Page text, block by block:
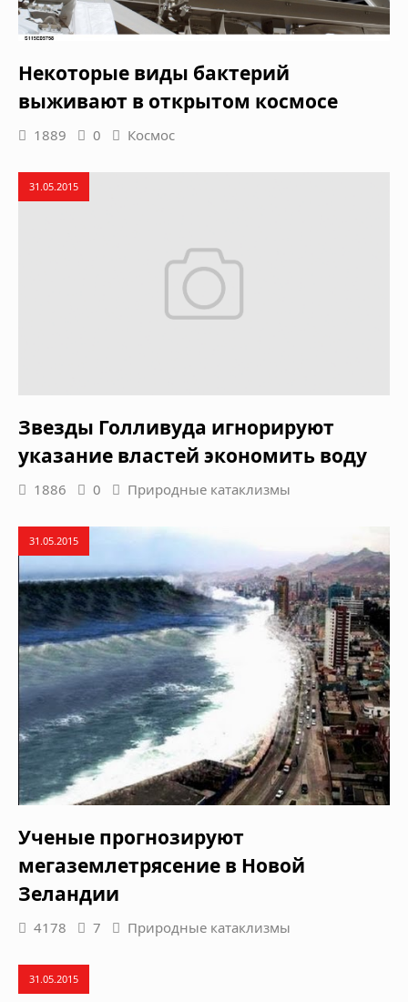
Некоторые виды бактерий
выживают в открытом космосе
1889 0 Космос
31.05.2015
Звезды Голливуда игнорируют
указание властей экономить воду
1886 0 Природные катаклизмы
31.05.2015
Ученые прогнозируют
мегаземлетрясение в Новой
Зеландии
4178 7 Природные катаклизмы
31.05.2015